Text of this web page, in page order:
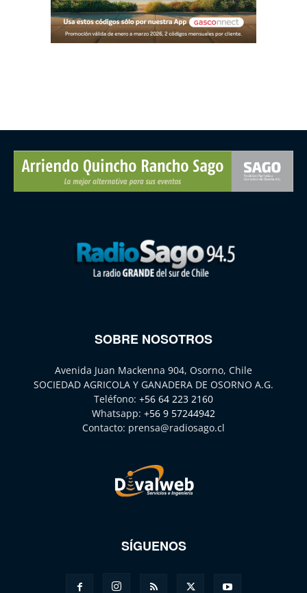
SOBRE NOSOTROS
Avenida Juan Mackenna 904, Osorno, Chile
SOCIEDAD AGRICOLA Y GANADERA DE OSORNO A.G.
Teléfono: +56 64 223 2160
Whatsapp: +56 9 57244942
Contacto: prensa@radiosago.cl
SÍGUENOS